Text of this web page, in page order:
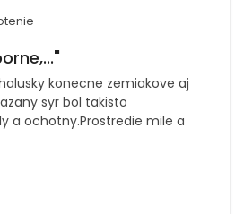
konecne zemiakove aj
syr bol takisto
a ochotny.Prostredie mile a